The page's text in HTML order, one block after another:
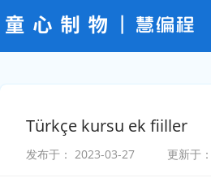
Türkçe kursu ek fiiller
发布于： 2023-03-27 更新于：